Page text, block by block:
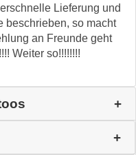
Lieferung und
beschrieben, so macht
an Freunde geht
Weiter so!!!!!!!!